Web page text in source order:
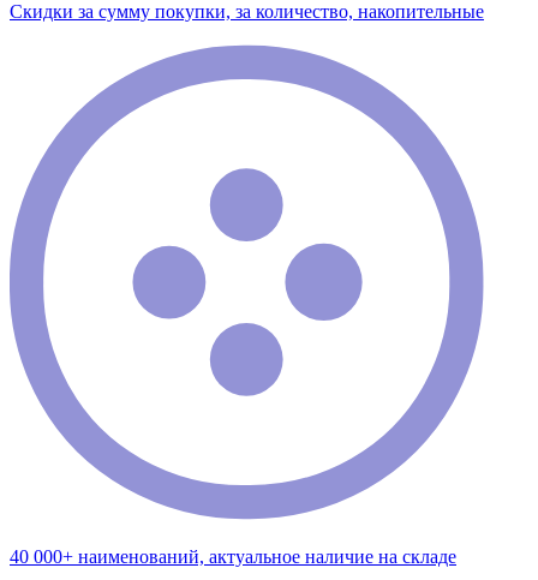
Скидки за сумму покупки, за количество, накопительные
40 000+ наименований, актуальное наличие на складе